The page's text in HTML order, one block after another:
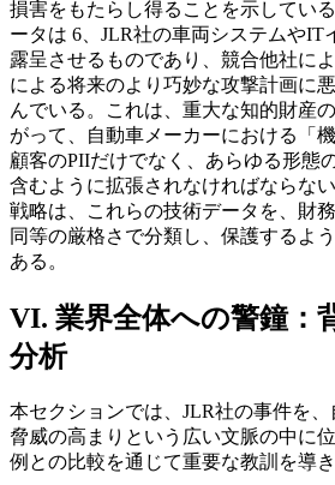
損害をもたらし得ることを示してい
ータは 6、JLR社の車両システムやIT
露呈させるものであり、競合他社に
による将来のより巧妙な攻撃計画に
んでいる。これは、重大な知的財産
がって、自動車メーカーにおける「
顧客のPIIだけでなく、あらゆる形態
含むように拡張されなければならな
戦略は、これらの技術データを、財
同等の厳格さで分類し、保護するよ
ある。
VI. 業界全体への警鐘：
分析
本セクションでは、JLR社の事件を
脅威の高まりという広い文脈の中に
例との比較を通じて重要な教訓を導き